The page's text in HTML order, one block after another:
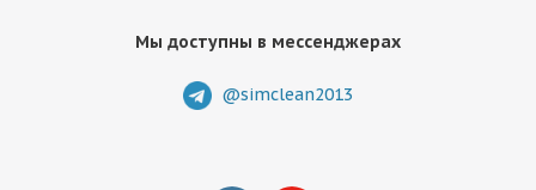
Мы доступны в мессенджерах
@simclean2013